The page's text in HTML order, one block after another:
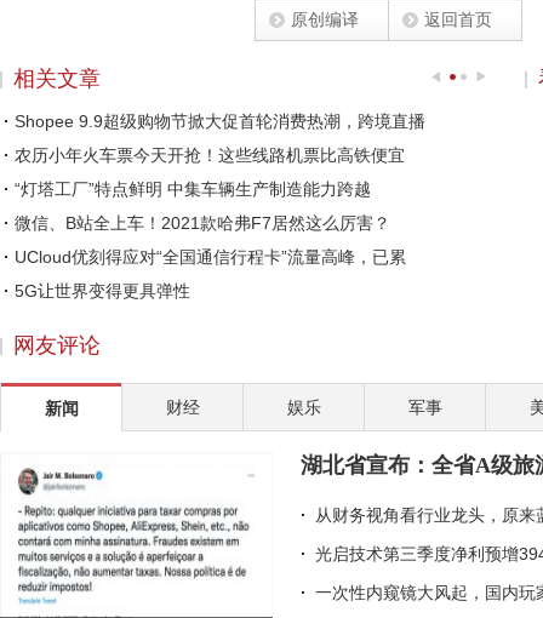
原创编译 返回首页
相关文章
Shopee 9.9超级购物节掀大促首轮消费热潮，跨境直播
农历小年火车票今天开抢！这些线路机票比高铁便宜
“灯塔工厂”特点鲜明 中集车辆生产制造能力跨越
微信、B站全上车！2021款哈弗F7居然这么厉害？
UCloud优刻得应对“全国通信行程卡”流量高峰，已累
5G让世界变得更具弹性
封神了！广州某大二学生用文心一格作画，AI画画
顺丰控股2月业务量增长近五成，供应链业务增速达
讲一个中风急救的神药——安宫牛黄丸！
币看“聚”欧易OKEx合约，聚合合约创造无限可能
中国空调头部阵营排名发生震荡
网友评论
新闻 财经 娱乐 军事
湖北省宣布：全省A级
从财务视角看行业龙头，原
光启技术第三季度净利预增
一次性内窥镜大风起，国内玩